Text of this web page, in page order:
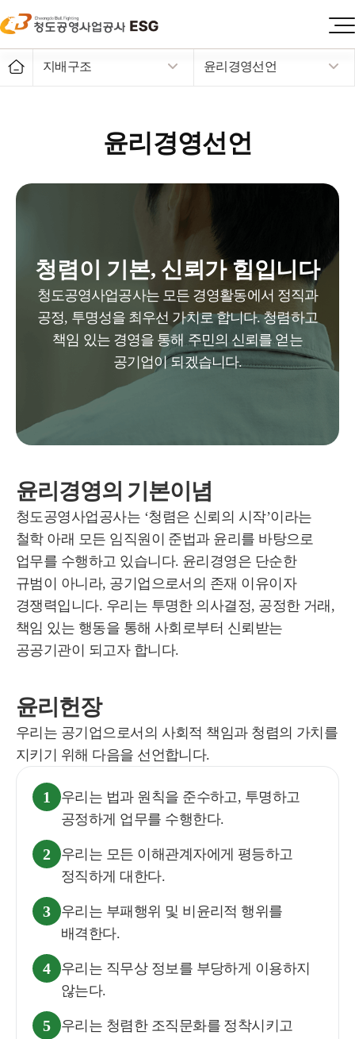
지배구조 윤리경영선언
윤리경영선언
청렴이 기본, 신뢰가 힘입니다
청도공영사업공사는 모든 경영활동에서 정직과
공정, 투명성을 최우선 가치로 합니다.청렴하고
책임 있는 경영을 통해 주민의 신뢰를 얻는
공기업이 되겠습니다.
윤리경영의 기본이념
청도공영사업공사는 ‘청렴은 신뢰의 시작’이라는
철학 아래 모든 임직원이 준법과 윤리를 바탕으로
업무를 수행하고 있습니다. 윤리경영은 단순한
규범이 아니라, 공기업으로서의 존재 이유이자
경쟁력입니다. 우리는 투명한 의사결정, 공정한 거래,
책임 있는 행동을 통해 사회로부터 신뢰받는
공공기관이 되고자 합니다.
윤리헌장
우리는 공기업으로서의 사회적 책임과 청렴의 가치를
지키기 위해 다음을 선언합니다.
1
우리는 법과 원칙을 준수하고, 투명하고
공정하게 업무를 수행한다.
2
우리는 모든 이해관계자에게 평등하고
정직하게 대한다.
3
우리는 부패행위 및 비윤리적 행위를
배격한다.
4
우리는 직무상 정보를 부당하게 이용하지
않는다.
5
우리는 청렴한 조직문화를 정착시키고